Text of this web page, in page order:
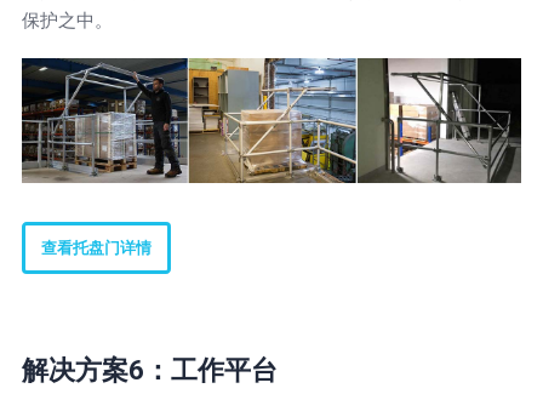
保护之中。
查看托盘门详情
解决方案6：工作平台